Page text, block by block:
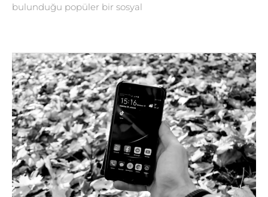
bulunduğu popüler bir sosyal